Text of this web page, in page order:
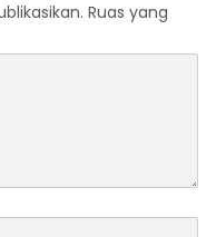
Ruas yang